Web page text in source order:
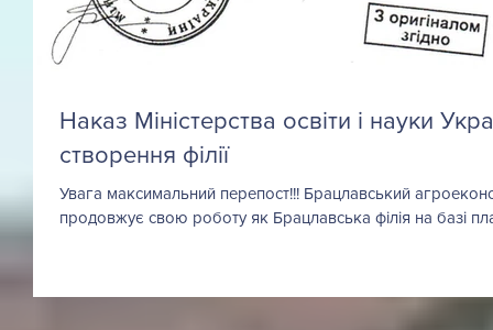
Наказ Міністерства освіти і науки
створення філії
Увага максимальний перепост!!! Брацлавський
продовжує свою роботу як Брацлавська філія на базі